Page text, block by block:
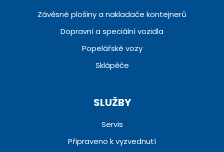
Závěsné plošiny a nakladače kontejnerů
Dopravní a speciální vozidla
Popelářské vozy
Sklápěče
SLUŽBY
Servis
Připraveno k vyzvednutí